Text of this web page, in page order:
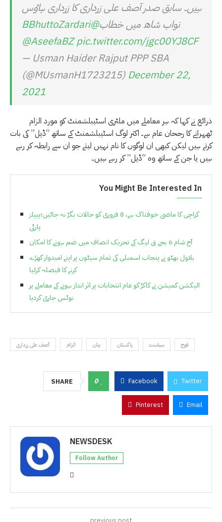
ہیں۔ سابق صدر آصف علی زرداری کا زرداری ہاٶس
نواب شاھ میں خطاب@BBhuttoZardari
@AseefaBZ pic.twitter.com/jgc00YJ8CF
— Usman Haider Rajput PPP SBA
(@MUsmanH1723215) December 22,
2021
ذرائع نے کہا کہ ہر معاملے میں ملٹری اسٹیبلشمنٹ کو مورد الزام
ٹھہرانے کا رجحان عام ہے۔ اکثر لوگ اسٹیبلشمنٹ کے ساتھ “ڈیل” کی بات
کرتے ہیں لیکن کبھی ان لوگوں کا نام نہیں لیتے جو ان سے رابطہ کر رہے
ہیں یا جن کے ساتھ وہ “ڈیل” کر رہے ہیں۔
You Might Be Interested In
کراچی کا ماضی خوفناک ہے، 8 فروری کو حالات بگڑ نہ جائیں؛پیپلز
پارٹی
آج شام 6 بجے ق لیگ کے تحریک انصاف میں ضم ہونے کا امکان
بلاول بھٹو نے پنجاب اسمبلی کی تمام سیٹوں پر اپنے امیدوار کھڑے
کرنے کا فیصلہ کرلیا
الیکشن کمیشن نے کاکڑ کو عام انتخابات پر اثر انداز ہونے کے معاملے پر
نوٹس جاری کردیا
آصف علی زرداری الزام بیان پاکستان سیاست فوج
SHARE 0 Facebook Twitter
Pinterest Email
NEWSDESK
Follow Author